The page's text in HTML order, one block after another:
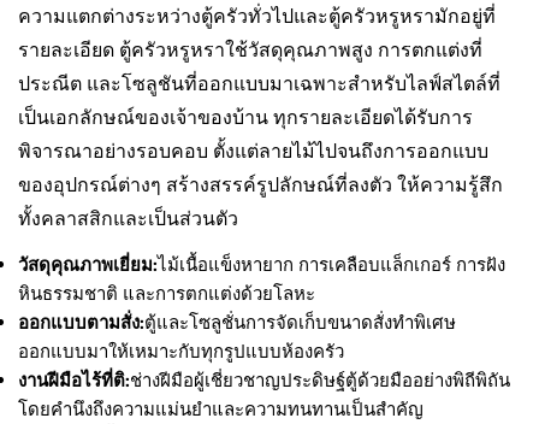
ความแตกต่างระหว่างตู้ครัวทั่วไปและตู้ครัวหรูหรามักอยู่ที่
รายละเอียด ตู้ครัวหรูหราใช้วัสดุคุณภาพสูง การตกแต่งที่
ประณีต และโซลูชันที่ออกแบบมาเฉพาะสำหรับไลฟ์สไตล์ที่
เป็นเอกลักษณ์ของเจ้าของบ้าน ทุกรายละเอียดได้รับการ
พิจารณาอย่างรอบคอบ ตั้งแต่ลายไม้ไปจนถึงการออกแบบ
ของอุปกรณ์ต่างๆ สร้างสรรค์รูปลักษณ์ที่ลงตัว ให้ความรู้สึก
ทั้งคลาสสิกและเป็นส่วนตัว
วัสดุคุณภาพเยี่ยม:ไม้เนื้อแข็งหายาก การเคลือบแล็กเกอร์ การฝัง
หินธรรมชาติ และการตกแต่งด้วยโลหะ
ออกแบบตามสั่ง:ตู้และโซลูชั่นการจัดเก็บขนาดสั่งทำพิเศษ
ออกแบบมาให้เหมาะกับทุกรูปแบบห้องครัว
งานฝีมือไร้ที่ติ:ช่างฝีมือผู้เชี่ยวชาญประดิษฐ์ตู้ด้วยมืออย่างพิถีพิถัน
โดยคำนึงถึงความแม่นยำและความทนทานเป็นสำคัญ